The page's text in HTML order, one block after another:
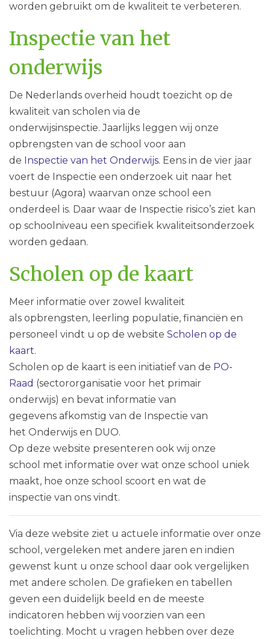
worden gebruikt om de kwaliteit te verbeteren.
Inspectie van het
onderwijs
De Nederlands overheid houdt toezicht op de
kwaliteit van scholen via de
onderwijsinspectie. Jaarlijks leggen wij onze
opbrengsten van de school voor aan
de Inspectie van het Onderwijs. Eens in de vier jaar
voert de Inspectie een onderzoek uit naar het
bestuur (Agora) waarvan onze school een
onderdeel is. Daar waar de Inspectie risico’s ziet kan
op schoolniveau een specifiek kwaliteitsonderzoek
worden gedaan.
Scholen op de kaart
Meer informatie over zowel kwaliteit
als opbrengsten, leerling populatie, financiën en
personeel vindt u op de website Scholen op de
kaart.
Scholen op de kaart is een initiatief van de PO-
Raad (sectororganisatie voor het primair
onderwijs) en bevat informatie van
gegevens afkomstig van de Inspectie van
het Onderwijs en DUO.
Op deze website presenteren ook wij onze
school met informatie over wat onze school uniek
maakt, hoe onze school scoort en wat de
inspectie van ons vindt.
Via deze website ziet u actuele informatie over onze
school, vergeleken met andere jaren en indien
gewenst kunt u onze school daar ook vergelijken
met andere scholen. De grafieken en tabellen
geven een duidelijk beeld en de meeste
indicatoren hebben wij voorzien van een
toelichting. Mocht u vragen hebben over deze